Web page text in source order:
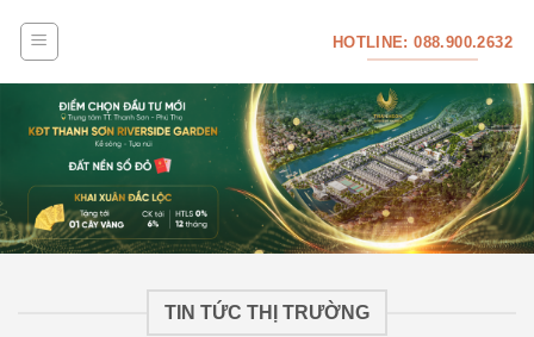
HOTLINE: 088.900.2632
TIN TỨC THỊ TRƯỜNG